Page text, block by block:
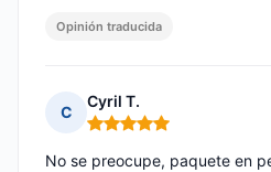
Opinión traducida
C
Cyril T.
Nota: 5 de 5
No se preocupe, paquete en